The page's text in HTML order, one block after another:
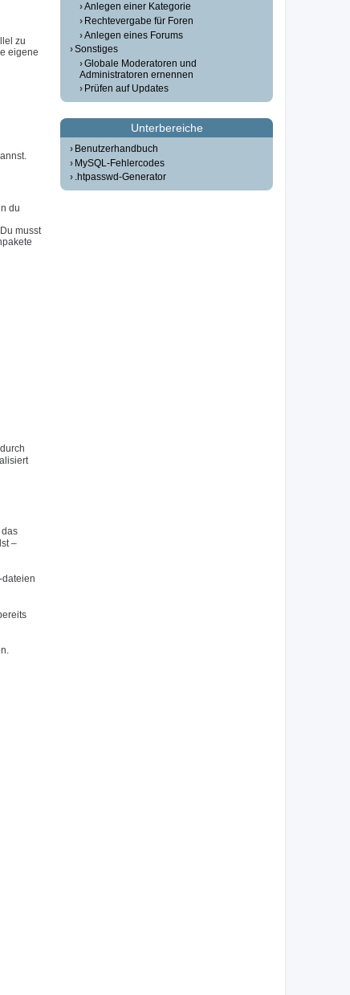
zu
eigene
du
musst
das
–
dateien
Anlegen einer Kategorie
Rechtevergabe für Foren
Anlegen eines Forums
Sonstiges
Globale Moderatoren und
Administratoren ernennen
Prüfen auf Updates
Unterbereiche
Benutzerhandbuch
MySQL-Fehlercodes
.htpasswd-Generator